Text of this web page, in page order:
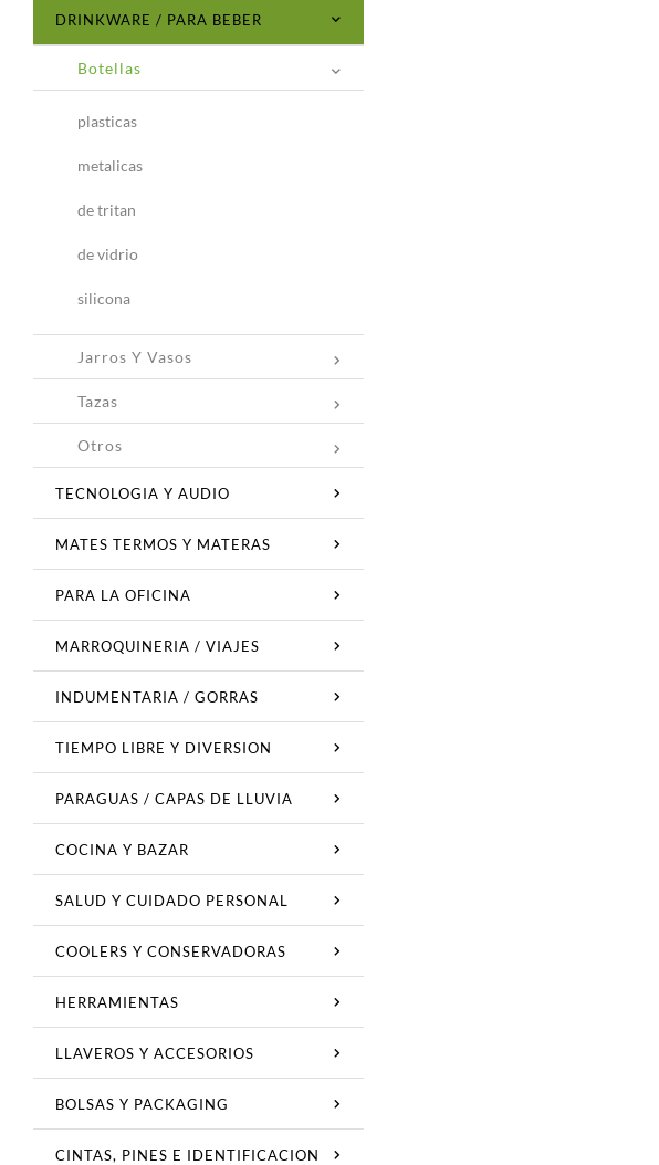
DRINKWARE / PARA BEBER
Botellas
plasticas
metalicas
de tritan
de vidrio
silicona
Jarros Y Vasos
Tazas
Otros
TECNOLOGIA Y AUDIO
MATES TERMOS Y MATERAS
PARA LA OFICINA
MARROQUINERIA / VIAJES
INDUMENTARIA / GORRAS
TIEMPO LIBRE Y DIVERSION
PARAGUAS / CAPAS DE LLUVIA
COCINA Y BAZAR
SALUD Y CUIDADO PERSONAL
COOLERS Y CONSERVADORAS
HERRAMIENTAS
LLAVEROS Y ACCESORIOS
BOLSAS Y PACKAGING
CINTAS, PINES E IDENTIFICACION